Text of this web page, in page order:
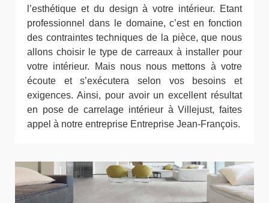
l’esthétique et du design à votre intérieur. Etant
professionnel dans le domaine, c’est en fonction
des contraintes techniques de la pièce, que nous
allons choisir le type de carreaux à installer pour
votre intérieur. Mais nous nous mettons à votre
écoute et s’exécutera selon vos besoins et
exigences. Ainsi, pour avoir un excellent résultat
en pose de carrelage intérieur à Villejust, faites
appel à notre entreprise Entreprise Jean-François.